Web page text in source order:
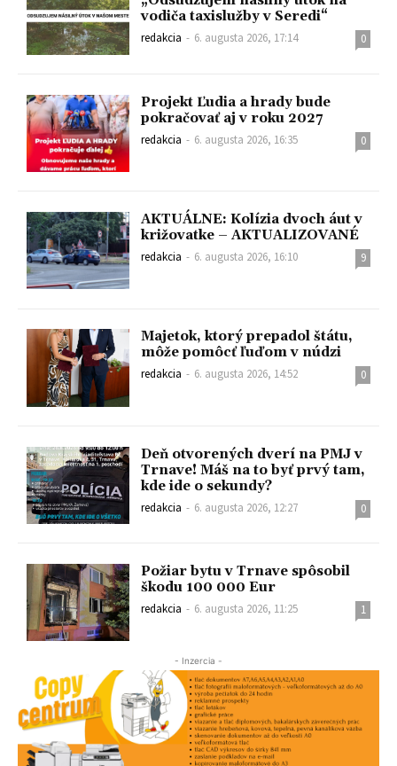
vodiča taxislužby v Seredi“
redakcia - 6. augusta 2026, 17:14 0
Projekt Ľudia a hrady bude
pokračovať aj v roku 2027
redakcia - 6. augusta 2026, 16:35 0
AKTUÁLNE: Kolízia dvoch áut v
križovatke – AKTUALIZOVANÉ
redakcia - 6. augusta 2026, 16:10 9
Majetok, ktorý prepadol štátu,
môže pomôcť ľuďom v núdzi
redakcia - 6. augusta 2026, 14:52 0
Deň otvorených dverí na PMJ v
Trnave! Máš na to byť prvý tam,
kde ide o sekundy?
redakcia - 6. augusta 2026, 12:27 0
Požiar bytu v Trnave spôsobil
škodu 100 000 Eur
redakcia - 6. augusta 2026, 11:25 1
- Inzercia -